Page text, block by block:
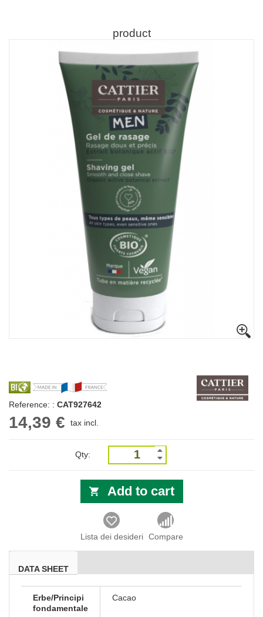
product
Reference: : CAT927642
14,39 € tax incl.
Qty:
Add to cart
Lista dei desideri Compare
DATA SHEET
Erbe/Principi
fondamentale
Cacao